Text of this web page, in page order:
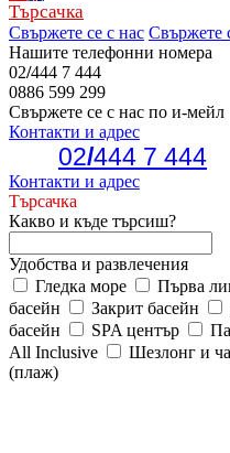
Търсачка
Свържете се с нас Свържете
Нашите телефонни номера
02/444 7 444
0886 599 299
Свържете се с нас по и-мейл
Контакти и адрес
02/444 7 444
Контакти и адрес
Търсачка
Какво и къде търсиш?
Удобства и развлечения
Гледка море
Първа
басейн
Закрит басейн
басейн
SPA център
All Inclusive
Шезлонг и
(плаж)